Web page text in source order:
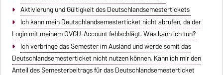
Aktivierung und Gültigkeit des Deutschlandsemestertickets
Ich kann mein Deutschlandsemesterticket nicht abrufen, da der
Login mit meinem OVGU-Account fehlschlägt. Was kann ich tun?
Ich verbringe das Semester im Ausland und werde somit das
Deutschlandsemesterticket nicht nutzen können. Kann ich mir den
Anteil des Semesterbeitrags für das Deutschlandsemesterticket